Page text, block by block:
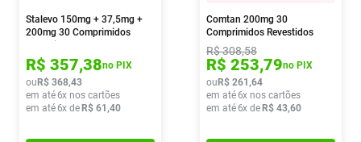
Stalevo 150mg + 37,5mg +
200mg 30 Comprimidos
R$ 357,38no PIX
ou R$ 368,43
em até6x nos cartões
em até6x de R$ 61 ,40
Comtan 200mg 30
Comprimidos Revestidos
R$308,58
R$ 253,79no PIX
ou R$ 261 ,64
em até6x nos cartões
em até6x de R$ 43,60